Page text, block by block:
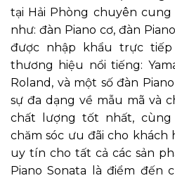
tại Hải Phòng chuyên cung
như: đàn Piano cơ, đàn
được nhập khẩu trực
thương hiệu nổi tiếng:
Roland, và một số đàn
sự đa dạng về mẫu mã và
chất lượng tốt nhất,
chăm sóc ưu đãi cho khách
uy tín cho tất cả các sản
Piano Sonata là điểm đến